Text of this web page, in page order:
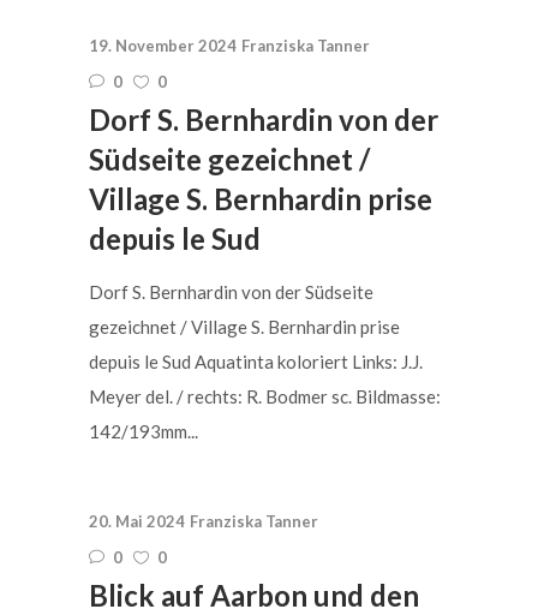
19. November 2024 Franziska Tanner
0
0
Dorf S. Bernhardin von der
Südseite gezeichnet /
Village S. Bernhardin prise
depuis le Sud
Dorf S. Bernhardin von der Südseite
gezeichnet / Village S. Bernhardin prise
depuis le Sud Aquatinta koloriert Links: J.J.
Meyer del. / rechts: R. Bodmer sc. Bildmasse:
142/193mm...
20. Mai 2024 Franziska Tanner
0
0
Blick auf Aarbon und den